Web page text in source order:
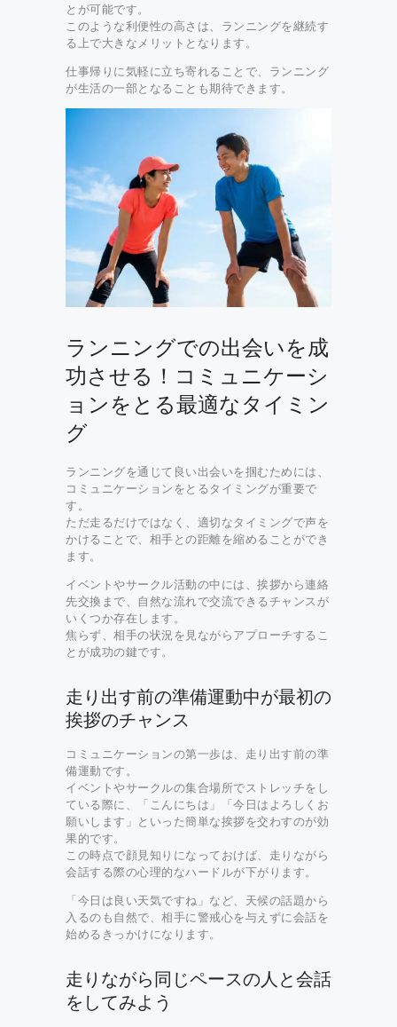
とが可能です。
このような利便性の高さは、ランニングを継続す
る上で大きなメリットとなります。
仕事帰りに気軽に立ち寄れることで、ランニング
が生活の一部となることも期待できます。
ランニングでの出会いを成
功させる！コミュニケーシ
ョンをとる最適なタイミン
グ
ランニングを通じて良い出会いを掴むためには、
コミュニケーションをとるタイミングが重要で
す。
ただ走るだけではなく、適切なタイミングで声を
かけることで、相手との距離を縮めることができ
ます。
イベントやサークル活動の中には、挨拶から連絡
先交換まで、自然な流れで交流できるチャンスが
いくつか存在します。
焦らず、相手の状況を見ながらアプローチするこ
とが成功の鍵です。
走り出す前の準備運動中が最初の
挨拶のチャンス
コミュニケーションの第一歩は、走り出す前の準
備運動です。
イベントやサークルの集合場所でストレッチをし
ている際に、「こんにちは」「今日はよろしくお
願いします」といった簡単な挨拶を交わすのが効
果的です。
この時点で顔見知りになっておけば、走りながら
会話する際の心理的なハードルが下がります。
「今日は良い天気ですね」など、天候の話題から
入るのも自然で、相手に警戒心を与えずに会話を
始めるきっかけになります。
走りながら同じペースの人と会話
をしてみよう